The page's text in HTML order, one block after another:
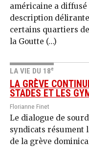
américaine a diffusé
description
certains quartiers
la Goutte (…)
LA VIE DU 18e
LA GRÈVE
STADES ET LES
Florianne Finet
Le dialogue de
syndicats résument
de la grève